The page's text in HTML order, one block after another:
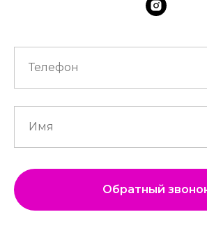
Обратный